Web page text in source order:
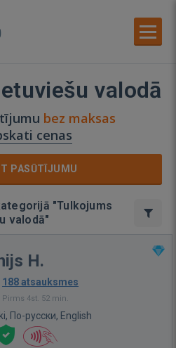
valodā
bez maksas
cenas
PASŪTĪJUMU
"Tulkojums
valodā"
H.
188 atsauksmes
Pirms 4st. 52 min.
По-русски, English